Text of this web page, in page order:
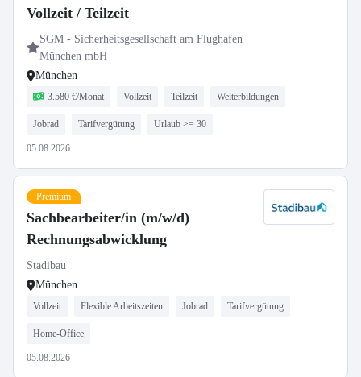
Vollzeit / Teilzeit
SGM - Sicherheitsgesellschaft am Flughafen
München mbH
München
3.580 €/Monat Vollzeit Teilzeit Weiterbildungen
Jobrad Tarifvergütung Urlaub >= 30
05.08.2026
Premium
Sachbearbeiter/in (m/w/d)
Rechnungsabwicklung
Stadibau
München
Vollzeit Flexible Arbeitszeiten Jobrad Tarifvergütung
Home-Office
05.08.2026